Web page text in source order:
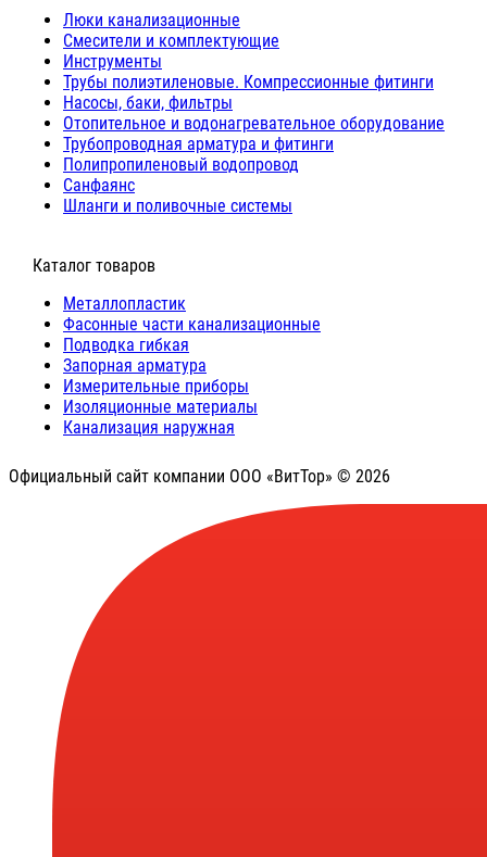
Люки канализационные
Cмесители и комплектующие
Инструменты
Трубы полиэтиленовые. Компрессионные фитинги
Насосы, баки, фильтры
Отопительное и водонагревательное оборудование
Трубопроводная арматура и фитинги
Полипропиленовый водопровод
Санфаянс
Шланги и поливочные системы
⠀Каталог товаров
Металлопластик
Фасонные части канализационные
Подводка гибкая
Запорная арматура
Измерительные приборы
Изоляционные материалы
Канализация наружная
Официальный сайт компании ООО «ВитТор» © 2026